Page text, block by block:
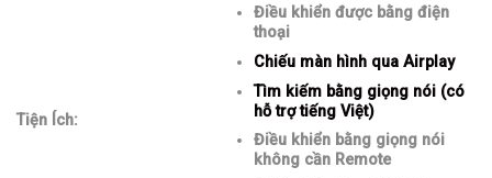
Tiện Ích:
Điều khiển được bằng điện
thoại
Chiếu màn hình qua Airplay
Tìm kiếm bằng giọng nói (có
hỗ trợ tiếng Việt)
Điều khiển bằng giọng nói
không cần Remote